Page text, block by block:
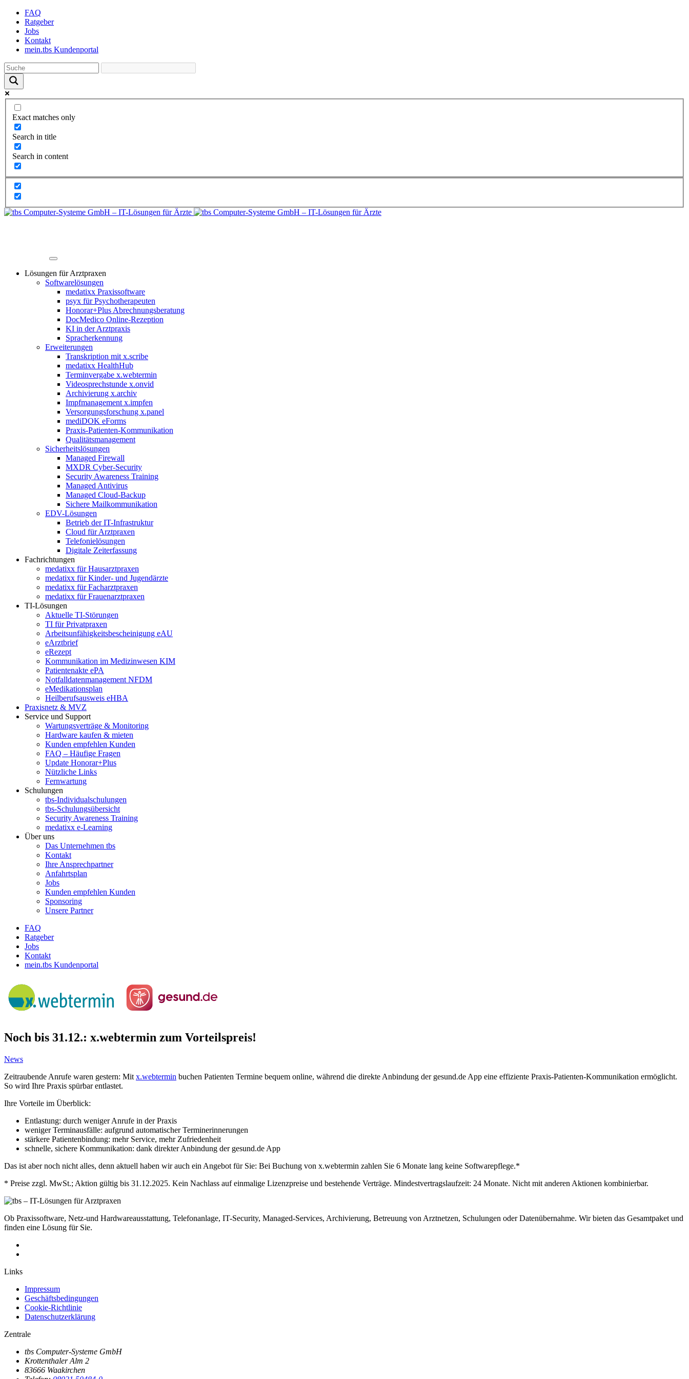
Skip
content
FAQ
Ratgeber
Jobs
Kontakt
mein.tbs Kundenportal
Exact matches only
Search in title
Search in content
Lösungen für Arztpraxen
Softwarelösungen
medatixx Praxissoftware
psyx für Psychotherapeuten
Honorar+Plus Abrechnungsberatung
DocMedico Online-Rezeption
KI in der Arztpraxis
Spracherkennung
Erweiterungen
Transkription mit x.scribe
medatixx HealthHub
Terminvergabe x.webtermin
Videosprechstunde x.onvid
Archivierung x.archiv
Impfmanagement x.impfen
Versorgungsforschung x.panel
mediDOK eForms
Praxis-Patienten-Kommunikation
Qualitätsmanagement
Sicherheitslösungen
Managed Firewall
MXDR Cyber-Security
Security Awareness Training
Managed Antivirus
Managed Cloud-Backup
Sichere Mailkommunikation
EDV-Lösungen
Betrieb der IT-Infrastruktur
Cloud für Arztpraxen
Telefonielösungen
Digitale Zeiterfassung
Fachrichtungen
medatixx für Hausarztpraxen
medatixx für Kinder- und Jugendärzte
medatixx für Facharztpraxen
medatixx für Frauenarztpraxen
TI-Lösungen
Aktuelle TI-Störungen
TI für Privatpraxen
Arbeitsunfähigkeitsbescheinigung eAU
eArztbrief
eRezept
Kommunikation im Medizinwesen KIM
Patientenakte ePA
Notfalldatenmanagement NFDM
eMedikationsplan
Heilberufsausweis eHBA
Praxisnetz & MVZ
Service und Support
Wartungsverträge & Monitoring
Hardware kaufen & mieten
Kunden empfehlen Kunden
FAQ – Häufige Fragen
Update Honorar+Plus
Nützliche Links
Fernwartung
Schulungen
tbs-Individualschulungen
tbs-Schulungsübersicht
Security Awareness Training
medatixx e-Learning
Über uns
Das Unternehmen tbs
Kontakt
Ihre Ansprechpartner
Anfahrtsplan
Jobs
Kunden empfehlen Kunden
Sponsoring
Unsere Partner
FAQ
Ratgeber
Jobs
Kontakt
mein.tbs Kundenportal
Noch bis 31.12.: x.webtermin zum Vorteilspreis!
News
Zeitraubende Anrufe waren gestern: Mit x.webtermin buchen Patienten Termine bequem online, während die direkte Anbindung der gesund.de App eine effiziente Praxis-Patienten-Kommunikation ermöglicht.
So wird Ihre Praxis spürbar entlastet.
Ihre Vorteile im Überblick:
Entlastung: durch weniger Anrufe in der Praxis
weniger Terminausfälle: aufgrund automatischer Terminerinnerungen
stärkere Patientenbindung: mehr Service, mehr Zufriedenheit
schnelle, sichere Kommunikation: dank direkter Anbindung der gesund.de App
Das ist aber noch nicht alles, denn aktuell haben wir auch ein Angebot für Sie: Bei Buchung von x.webtermin zahlen Sie 6 Monate lang keine Softwarepflege.*
* Preise zzgl. MwSt.; Aktion gültig bis 31.12.2025. Kein Nachlass auf einmalige Lizenzpreise und bestehende Verträge. Mindestvertragslaufzeit: 24 Monate. Nicht mit anderen Aktionen kombinierbar.
Ob Praxissoftware, Netz-und Hardwareausstattung, Telefonanlage, IT-Security, Managed-Services, Archivierung, Betreuung von Arztnetzen, Schulungen oder Datenübernahme. Wir bieten das Gesamtpaket und
finden eine Lösung für Sie.
Links
Impressum
Geschäftsbedingungen
Cookie-Richtlinie
Datenschutzerklärung
Zentrale
tbs Computer-Systeme GmbH
Krottenthaler Alm 2
83666 Waakirchen